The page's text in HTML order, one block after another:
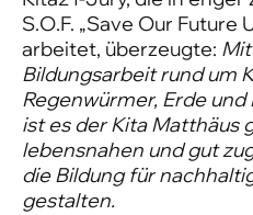
S.O.F. „Save Our Future
arbeitet, überzeugte:
Bildungsarbeit rund um
Regenwürmer, Erde
ist es der Kita Matthäus
lebensnahen und gut
die Bildung für
gestalten.